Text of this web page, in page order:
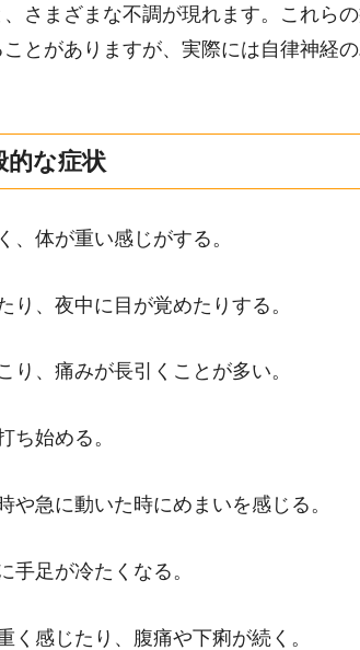
さまざまな不調が現れます。これら
とがありますが、実際には自律神経
的な症状
、体が重い感じがする。
り、夜中に目が覚めたりする。
り、痛みが長引くことが多い。
ち始める。
や急に動いた時にめまいを感じる。
手足が冷たくなる。
く感じたり、腹痛や下痢が続く。